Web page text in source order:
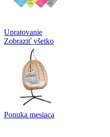
Upratovanie
Zobraziť všetko
Ponuka mesiaca